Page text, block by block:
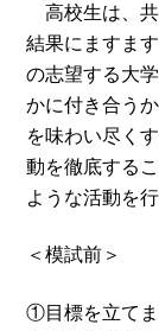
高校生は、共
結果にますま
の志望する大
かに付き合う
を味わい尽く
動を徹底する
ような活動を
＜模試前＞
①目標を立て